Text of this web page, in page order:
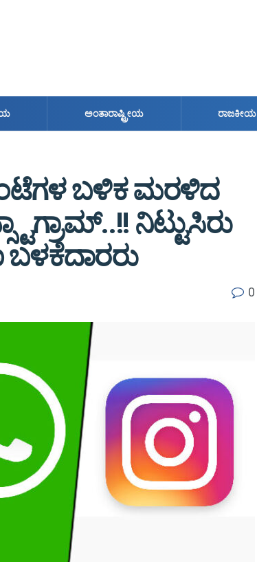
ಅಂತಾರಾಷ್ಟ್ರೀಯ ರಾಜಕೀಯ
ಬಳಿಕ ಮರಳಿದ
ನಿಟ್ಟುಸಿರು
0